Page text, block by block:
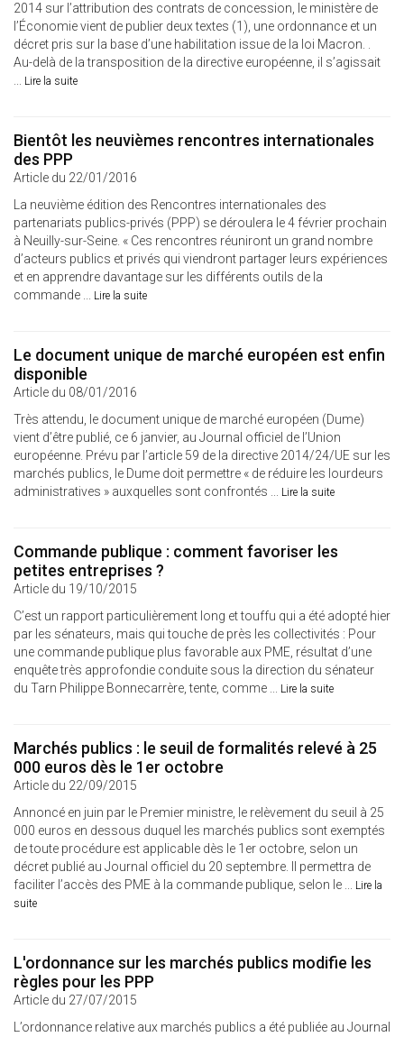
2014 sur l’attribution des contrats de concession, le ministère de
l’Économie vient de publier deux textes (1), une ordonnance et un
décret pris sur la base d’une habilitation issue de la loi Macron. .
Au-delà de la transposition de la directive européenne, il s’agissait
... Lire la suite
Bientôt les neuvièmes rencontres internationales
des PPP
Article du 22/01/2016
La neuvième édition des Rencontres internationales des
partenariats publics-privés (PPP) se déroulera le 4 février prochain
à Neuilly-sur-Seine. « Ces rencontres réuniront un grand nombre
d’acteurs publics et privés qui viendront partager leurs expériences
et en apprendre davantage sur les différents outils de la
commande ... Lire la suite
Le document unique de marché européen est enfin
disponible
Article du 08/01/2016
Très attendu, le document unique de marché européen (Dume)
vient d’être publié, ce 6 janvier, au Journal officiel de l’Union
européenne. Prévu par l’article 59 de la directive 2014/24/UE sur les
marchés publics, le Dume doit permettre « de réduire les lourdeurs
administratives » auxquelles sont confrontés ... Lire la suite
Commande publique : comment favoriser les
petites entreprises ?
Article du 19/10/2015
C’est un rapport particulièrement long et touffu qui a été adopté hier
par les sénateurs, mais qui touche de près les collectivités : Pour
une commande publique plus favorable aux PME, résultat d’une
enquête très approfondie conduite sous la direction du sénateur
du Tarn Philippe Bonnecarrère, tente, comme ... Lire la suite
Marchés publics : le seuil de formalités relevé à 25
000 euros dès le 1er octobre
Article du 22/09/2015
Annoncé en juin par le Premier ministre, le relèvement du seuil à 25
000 euros en dessous duquel les marchés publics sont exemptés
de toute procédure est applicable dès le 1er octobre, selon un
décret publié au Journal officiel du 20 septembre. Il permettra de
faciliter l’accès des PME à la commande publique, selon le ... Lire la
suite
L'ordonnance sur les marchés publics modifie les
règles pour les PPP
Article du 27/07/2015
L’ordonnance relative aux marchés publics a été publiée au Journal